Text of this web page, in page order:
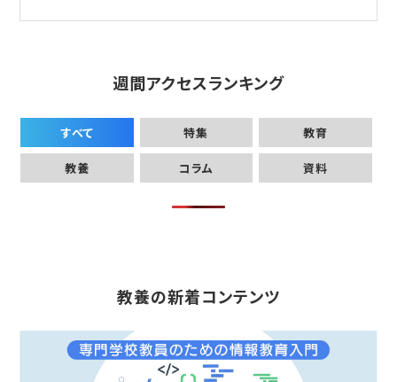
週間アクセスランキング
すべて 特集 教育
教養 コラム 資料
教養の新着コンテンツ